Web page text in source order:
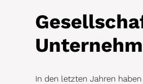
In den letzten Jahren